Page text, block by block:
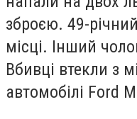
зброєю. 49-
місці. Інший
Вбивці втекли з
автомобілі Ford